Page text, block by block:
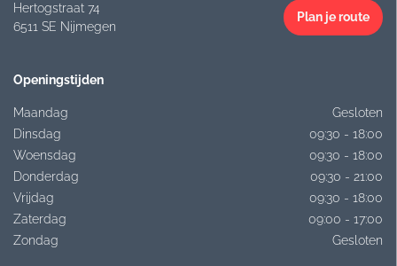
Hertogstraat 74
6511 SE Nijmegen
Plan je route
Openingstijden
Maandag
Gesloten
Dinsdag
09:30 - 18:00
Woensdag
09:30 - 18:00
Donderdag
09:30 - 21:00
Vrijdag
09:30 - 18:00
Zaterdag
09:00 - 17:00
Zondag
Gesloten